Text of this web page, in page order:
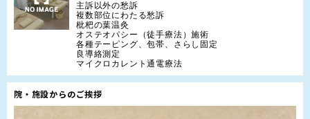
主訴以外の愁訴
複数部位にわたる愁訴
枇杷の葉温灸
オステオパシー（徒手療法）施術
各種テーピング、包帯、さらし固定
良導絡測定
マイクロカレント通電療法
院・施設からのご挨拶